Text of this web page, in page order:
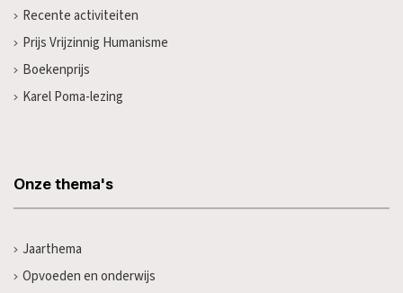
Recente activiteiten
Prijs Vrijzinnig Humanisme
Boekenprijs
Karel Poma-lezing
Onze thema's
Jaarthema
Opvoeden en onderwijs